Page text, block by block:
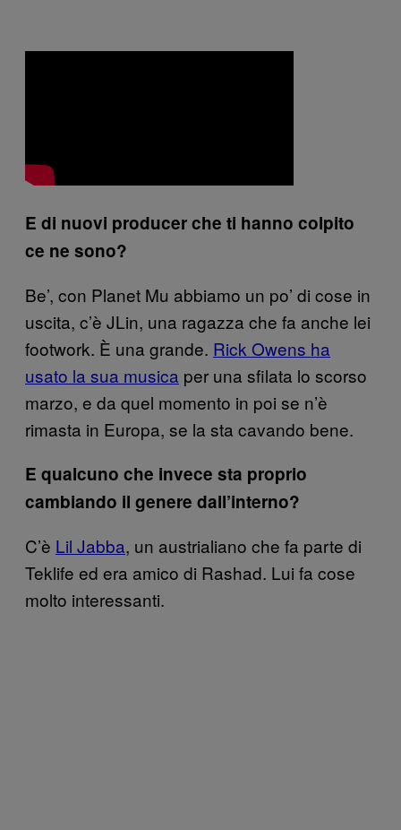
E di nuovi producer che ti hanno colpito
ce ne sono?
Be’, con Planet Mu abbiamo un po’ di cose in
uscita, c’è JLin, una ragazza che fa anche lei
footwork. È una grande. Rick Owens ha
usato la sua musica per una sfilata lo scorso
marzo, e da quel momento in poi se n’è
rimasta in Europa, se la sta cavando bene.
E qualcuno che invece sta proprio
cambiando il genere dall’interno?
C’è Lil Jabba, un austrialiano che fa parte di
Teklife ed era amico di Rashad. Lui fa cose
molto interessanti.